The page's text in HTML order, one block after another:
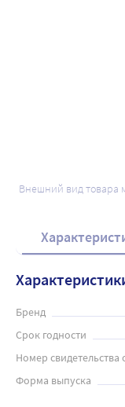
Внешний вид товара
Бренд
Срок годности
Номер свидетельства
Форма выпуска